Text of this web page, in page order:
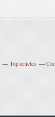
Top articles